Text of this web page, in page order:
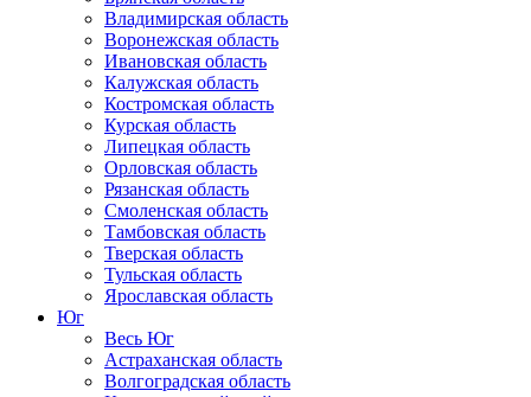
Владимирская область
Воронежская область
Ивановская область
Калужская область
Костромская область
Курская область
Липецкая область
Орловская область
Рязанская область
Смоленская область
Тамбовская область
Тверская область
Тульская область
Ярославская область
Юг
Весь Юг
Астраханская область
Волгоградская область